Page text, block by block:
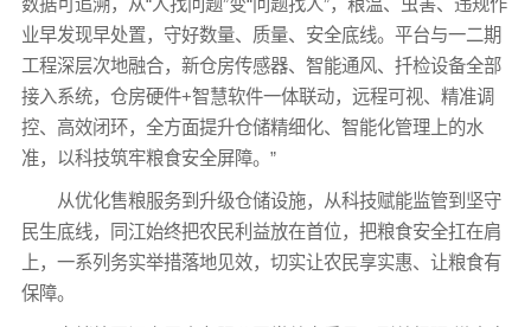
数据可追溯，从“人找问题”变“问题找人”，粮温、虫害、违规作
业早发现早处置，守好数量、质量、安全底线。平台与一二期
工程深层次地融合，新仓房传感器、智能通风、扦检设备全部
接入系统，仓房硬件+智慧软件一体联动，远程可视、精准调
控、高效闭环，全方面提升仓储精细化、智能化管理上的水
准，以科技筑牢粮食安全屏障。”
从优化售粮服务到升级仓储设施，从科技赋能监管到坚守
民生底线，同江始终把农民利益放在首位，把粮食安全扛在肩
上，一系列务实举措落地见效，切实让农民享实惠、让粮食有
保障。